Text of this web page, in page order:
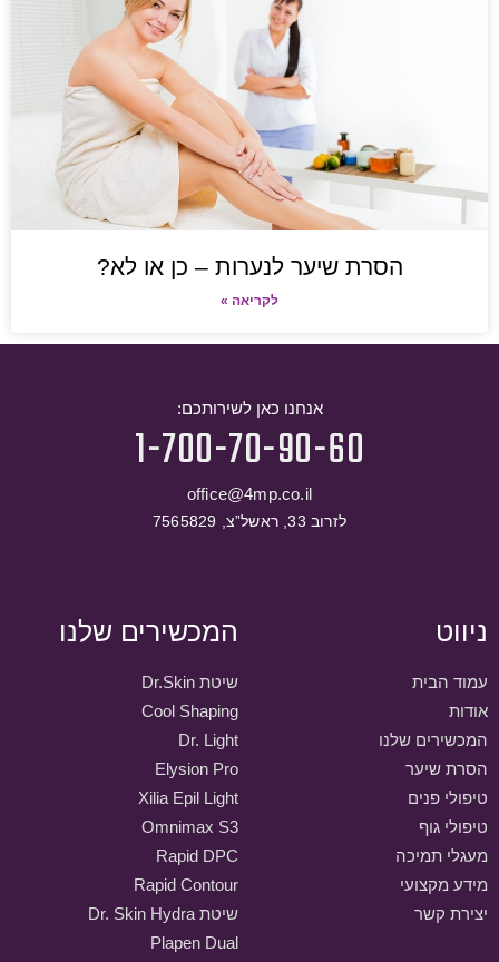
הסרת שיער לנערות – כן או לא?
לקריאה »
אנחנו כאן לשירותכם:
1-700-70-90-60
office@4mp.co.il
לזרוב 33, ראשל”צ, 7565829
ניווט
עמוד הבית
אודות
המכשירים שלנו
הסרת שיער
טיפולי פנים
טיפולי גוף
מעגלי תמיכה
מידע מקצועי
יצירת קשר
המכשירים שלנו
שיטת Dr.Skin
Cool Shaping
Dr. Light
Elysion Pro
Xilia Epil Light
Omnimax S3
Rapid DPC
Rapid Contour
שיטת Dr. Skin Hydra
Plapen Dual